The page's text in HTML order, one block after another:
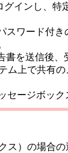
グインし、特
スワード付き
書を送信後、
ム上で共有
ージボック
ス）の場合の